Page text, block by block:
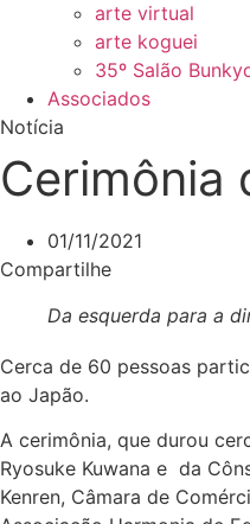
arte virtual
arte koguei
35º Salão
Associados
Notícia
Cerimônia
01/11/2021
Compartilhe
Da esquerda para a
Cerca de 60 pessoas
ao Japão.
A cerimônia, que durou
Ryosuke Kuwana e da
Kenren, Câmara de